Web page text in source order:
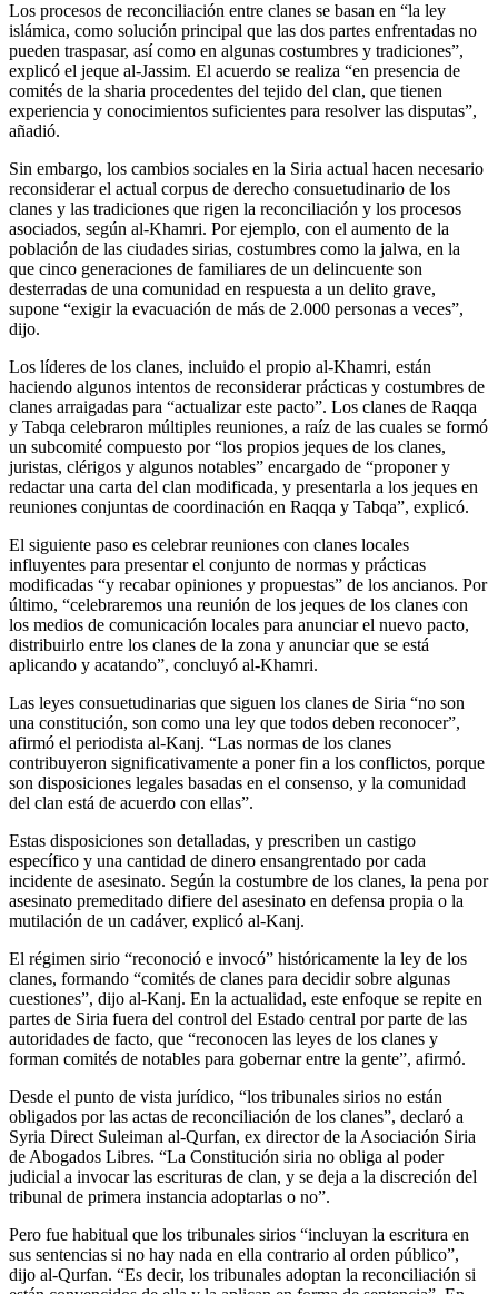
Los procesos de reconciliación entre clanes se basan en “la ley
islámica, como solución principal que las dos partes enfrentadas no
pueden traspasar, así como en algunas costumbres y tradiciones”,
explicó el jeque al-Jassim. El acuerdo se realiza “en presencia de
comités de la sharia procedentes del tejido del clan, que tienen
experiencia y conocimientos suficientes para resolver las disputas”,
añadió.
Sin embargo, los cambios sociales en la Siria actual hacen necesario
reconsiderar el actual corpus de derecho consuetudinario de los
clanes y las tradiciones que rigen la reconciliación y los procesos
asociados, según al-Khamri. Por ejemplo, con el aumento de la
población de las ciudades sirias, costumbres como la jalwa, en la
que cinco generaciones de familiares de un delincuente son
desterradas de una comunidad en respuesta a un delito grave,
supone “exigir la evacuación de más de 2.000 personas a veces”,
dijo.
Los líderes de los clanes, incluido el propio al-Khamri, están
haciendo algunos intentos de reconsiderar prácticas y costumbres de
clanes arraigadas para “actualizar este pacto”. Los clanes de Raqqa
y Tabqa celebraron múltiples reuniones, a raíz de las cuales se formó
un subcomité compuesto por “los propios jeques de los clanes,
juristas, clérigos y algunos notables” encargado de “proponer y
redactar una carta del clan modificada, y presentarla a los jeques en
reuniones conjuntas de coordinación en Raqqa y Tabqa”, explicó.
El siguiente paso es celebrar reuniones con clanes locales
influyentes para presentar el conjunto de normas y prácticas
modificadas “y recabar opiniones y propuestas” de los ancianos. Por
último, “celebraremos una reunión de los jeques de los clanes con
los medios de comunicación locales para anunciar el nuevo pacto,
distribuirlo entre los clanes de la zona y anunciar que se está
aplicando y acatando”, concluyó al-Khamri.
Las leyes consuetudinarias que siguen los clanes de Siria “no son
una constitución, son como una ley que todos deben reconocer”,
afirmó el periodista al-Kanj. “Las normas de los clanes
contribuyeron significativamente a poner fin a los conflictos, porque
son disposiciones legales basadas en el consenso, y la comunidad
del clan está de acuerdo con ellas”.
Estas disposiciones son detalladas, y prescriben un castigo
específico y una cantidad de dinero ensangrentado por cada
incidente de asesinato. Según la costumbre de los clanes, la pena por
asesinato premeditado difiere del asesinato en defensa propia o la
mutilación de un cadáver, explicó al-Kanj.
El régimen sirio “reconoció e invocó” históricamente la ley de los
clanes, formando “comités de clanes para decidir sobre algunas
cuestiones”, dijo al-Kanj. En la actualidad, este enfoque se repite en
partes de Siria fuera del control del Estado central por parte de las
autoridades de facto, que “reconocen las leyes de los clanes y
forman comités de notables para gobernar entre la gente”, afirmó.
Desde el punto de vista jurídico, “los tribunales sirios no están
obligados por las actas de reconciliación de los clanes”, declaró a
Syria Direct Suleiman al-Qurfan, ex director de la Asociación Siria
de Abogados Libres. “La Constitución siria no obliga al poder
judicial a invocar las escrituras de clan, y se deja a la discreción del
tribunal de primera instancia adoptarlas o no”.
Pero fue habitual que los tribunales sirios “incluyan la escritura en
sus sentencias si no hay nada en ella contrario al orden público”,
dijo al-Qurfan. “Es decir, los tribunales adoptan la reconciliación si